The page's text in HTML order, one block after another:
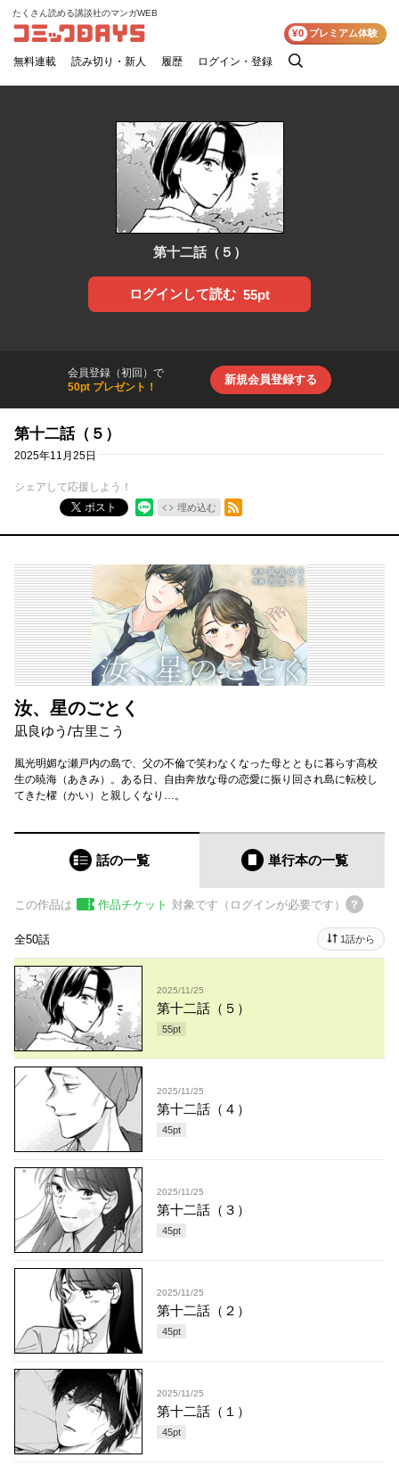
コミックDAYS
たくさん読める講談社のマンガWEB
無料連載 読み切り・新人 履歴 ログイン・登録
検
¥0 プレミアム体験
第十二話（５）
ログインして読む 55pt
会員登録（初回）で
50pt プレゼント！
新規会員登録する
第十二話（５）
2025年11月25日
シェアして応援しよう！
ポスト
埋め込む
RSSフィード
汝、星のごとく
凪良ゆう /古里こう
風光明媚な瀬戸内の島で、父の不倫で笑わなくなった母とともに暮らす高校
生の暁海（あきみ）。ある日、自由奔放な母の恋愛に振り回され島に転校し
てきた櫂（かい）と親しくなり…。
話の一覧 単行本の一覧
この作品は 作品チケット 対象です（ログインが必要です）
全50話 1話から
2025/11/25
第十二話（５）
55pt
2025/11/25
第十二話（４）
45pt
2025/11/25
第十二話（３）
45pt
2025/11/25
第十二話（２）
45pt
2025/11/25
第十二話（１）
45pt